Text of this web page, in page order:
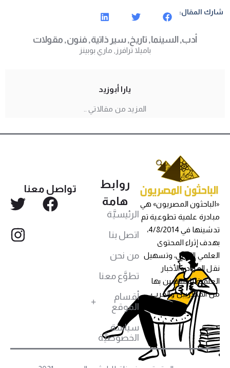
شارك المقال:
أدب, السينما, تاريخ,سير ذاتية, فنون, مقولات
باميلا ترافرز ماري بوبينز
يارا أبوزيد
المزيد من مقالاتي ..
«الباحثون المصريون» هي
مبادرة علمية تطوعية تم
تدشينها في 4/8/2014،
بهدف إثراء المحتوى
العلمي العربي، وتسهيل
نقل المواد والأخبار
العلمية للمهتمين بها
من المصريين والعرب،
روابط
هامة
الرئيسيَّة
اتصل بنا
من نحن
تطوَّع معنا
أقسام
الموقع
سياسة
الخصوصيَّة
تواصل معنا